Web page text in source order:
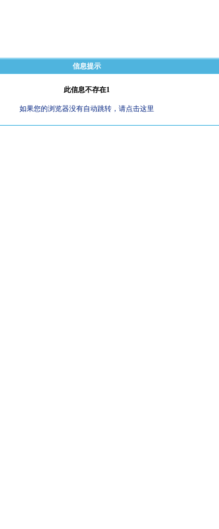
信息提示
此信息不存在1
如果您的浏览器没有自动跳转，请点击这里